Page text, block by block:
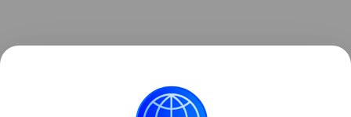
писала, что археологи